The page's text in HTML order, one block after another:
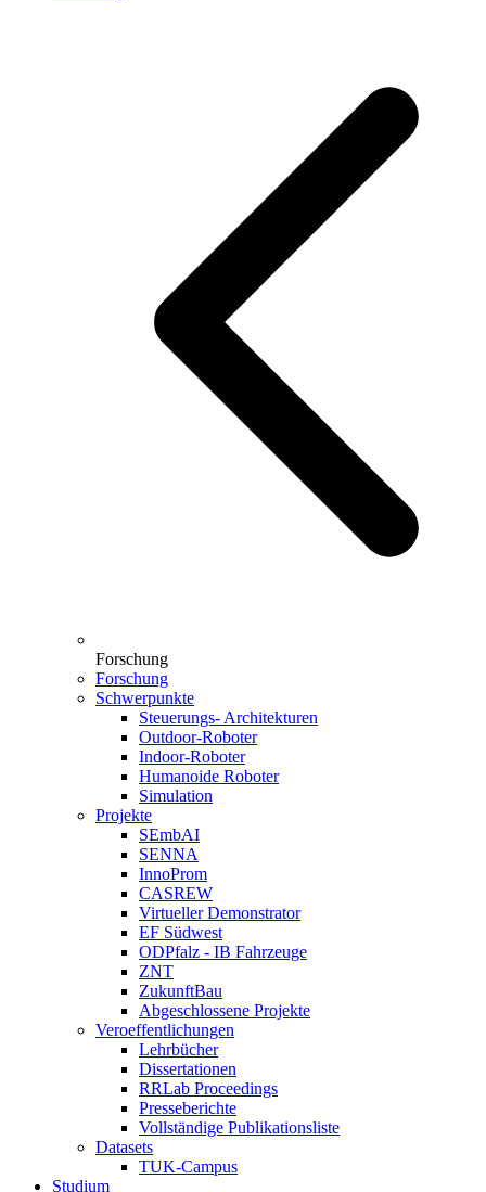
Forschung
Forschung
Schwerpunkte
Steuerungs- Architekturen
Outdoor-Roboter
Indoor-Roboter
Humanoide Roboter
Simulation
Projekte
SEmbAI
SENNA
InnoProm
CASREW
Virtueller Demonstrator
EF Südwest
ODPfalz - IB Fahrzeuge
ZNT
ZukunftBau
Abgeschlossene Projekte
Veroeffentlichungen
Lehrbücher
Dissertationen
RRLab Proceedings
Presseberichte
Vollständige Publikationsliste
Datasets
TUK-Campus
Studium